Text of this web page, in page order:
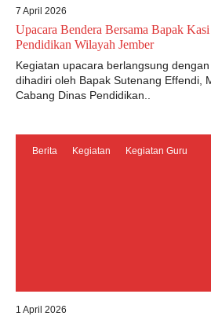
7 April 2026
Upacara Bendera Bersama Bapak
Pendidikan Wilayah Jember
Kegiatan upacara berlangsung
dihadiri oleh Bapak Sutenang Effendi,
Cabang Dinas Pendidikan..
Berita Kegiatan Kegiatan Guru
1 April 2026